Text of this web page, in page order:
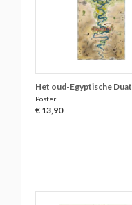
Het oud-Egyptische Duat
Poster
€ 13,90